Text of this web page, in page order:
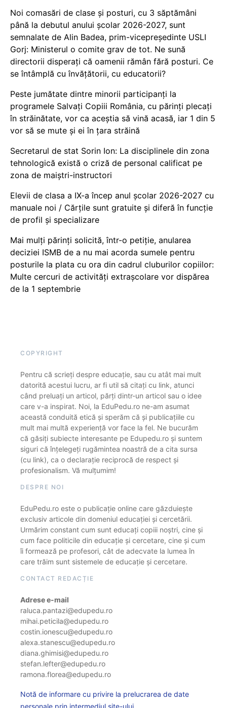
Noi comasări de clase și posturi, cu 3 săptămâni
până la debutul anului școlar 2026-2027, sunt
semnalate de Alin Badea, prim-vicepreședinte USLI
Gorj: Ministerul o comite grav de tot. Ne sună
directorii disperați că oamenii rămân fără posturi. Ce
se întâmplă cu învățătorii, cu educatorii?
Peste jumătate dintre minorii participanți la
programele Salvați Copiii România, cu părinți plecați
în străinătate, vor ca aceștia să vină acasă, iar 1 din 5
vor să se mute și ei în țara străină
Secretarul de stat Sorin Ion: La disciplinele din zona
tehnologică există o criză de personal calificat pe
zona de maiștri-instructori
Elevii de clasa a IX-a încep anul școlar 2026-2027 cu
manuale noi / Cărțile sunt gratuite și diferă în funcție
de profil și specializare
Mai mulți părinți solicită, într-o petiție, anularea
deciziei ISMB de a nu mai acorda sumele pentru
posturile la plata cu ora din cadrul cluburilor copiilor:
Multe cercuri de activități extrașcolare vor dispărea
de la 1 septembrie
COPYRIGHT
Pentru că scrieți despre educație, sau cu atât mai mult
datorită acestui lucru, ar fi util să citați cu link, atunci
când preluați un articol, părți dintr-un articol sau o idee
care v-a inspirat. Noi, la EduPedu.ro ne-am asumat
această conduită etică și sperăm că și publicațiile cu
mult mai multă experiență vor face la fel. Ne bucurăm
că găsiți subiecte interesante pe Edupedu.ro și suntem
siguri că înțelegeți rugămintea noastră de a cita sursa
(cu link), ca o declarație reciprocă de respect și
profesionalism. Vă mulțumim!
DESPRE NOI
EduPedu.ro este o publicație online care găzduiește
exclusiv articole din domeniul educației și cercetării.
Urmărim constant cum sunt educați copiii noștri, cine și
cum face politicile din educație și cercetare, cine și cum
îi formează pe profesori, cât de adecvate la lumea în
care trăim sunt sistemele de educație și cercetare.
CONTACT REDACȚIE
Adrese e-mail
raluca.pantazi@edupedu.ro
mihai.peticila@edupedu.ro
costin.ionescu@edupedu.ro
alexa.stanescu@edupedu.ro
diana.ghimisi@edupedu.ro
stefan.lefter@edupedu.ro
ramona.florea@edupedu.ro
Notă de informare cu privire la prelucrarea de date
personale prin intermediul site-ului